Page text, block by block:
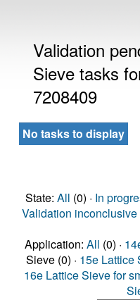
Validation
Sieve tasks
7208409
No tasks to display
State: All (0) · In
Validation inconclusive
Application: All (0) ·
Sieve (0) · 15e Lattice
16e Lattice Sieve for